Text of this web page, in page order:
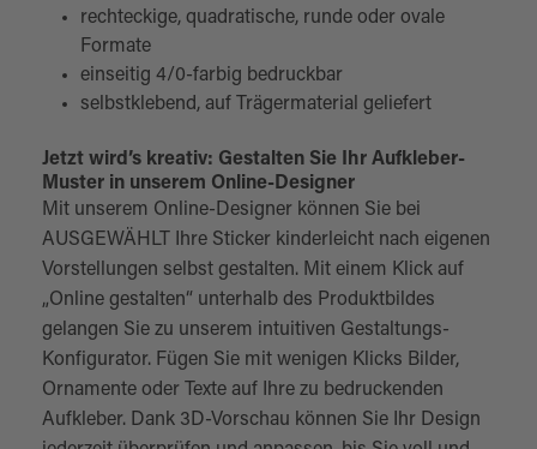
rechteckige, quadratische, runde oder ovale
Formate
einseitig 4/0-farbig bedruckbar
selbstklebend, auf Trägermaterial geliefert
Jetzt wird’s kreativ: Gestalten Sie Ihr Aufkleber-
Muster in unserem Online-Designer
Mit unserem Online-Designer können Sie bei
AUSGEWÄHLT Ihre Sticker kinderleicht nach eigenen
Vorstellungen selbst gestalten. Mit einem Klick auf
„Online gestalten“ unterhalb des Produktbildes
gelangen Sie zu unserem intuitiven Gestaltungs-
Konfigurator. Fügen Sie mit wenigen Klicks Bilder,
Ornamente oder Texte auf Ihre zu bedruckenden
Aufkleber. Dank 3D-Vorschau können Sie Ihr Design